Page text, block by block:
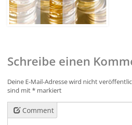
Schreibe einen
Deine E-Mail-Adresse wird nicht
sind mit* markiert
Comment